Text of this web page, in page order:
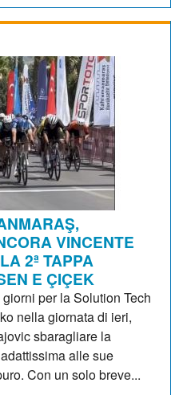
VINCENTE
2ª TAPPA
E ÇIÇEK
per la Solution Tech
nella giornata di ieri,
sbaragliare la
alle sue
Con un solo breve...